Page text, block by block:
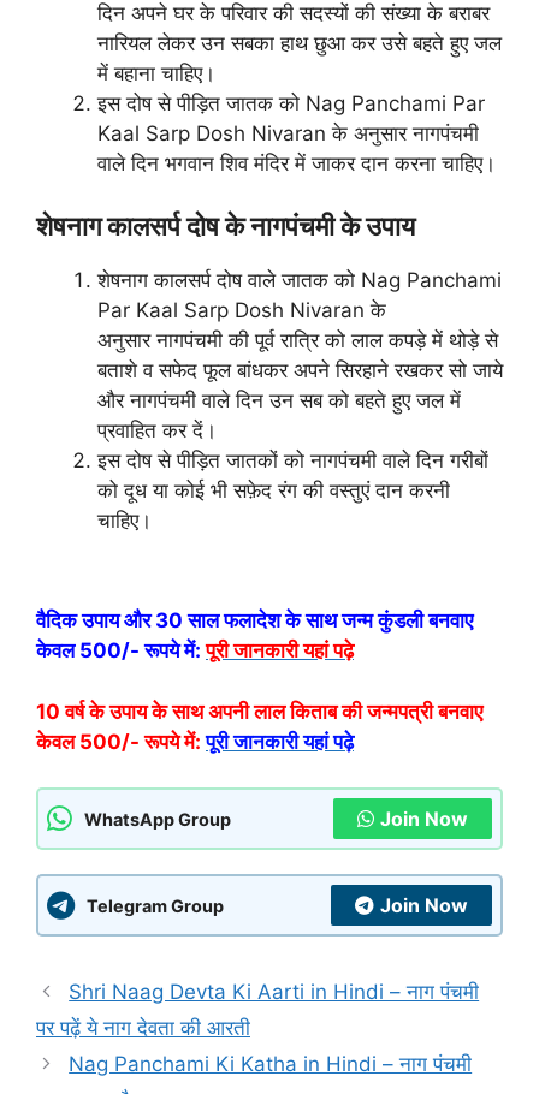
दिन अपने घर के परिवार की सदस्यों की संख्या के बराबर
नारियल लेकर उन सबका हाथ छुआ कर उसे बहते हुए जल
में बहाना चाहिए।
इस दोष से पीड़ित जातक को Nag Panchami Par
Kaal Sarp Dosh Nivaran के अनुसार नागपंचमी
वाले दिन भगवान शिव मंदिर में जाकर दान करना चाहिए।
शेषनाग कालसर्प दोष के नागपंचमी के उपाय
शेषनाग कालसर्प दोष वाले जातक को Nag Panchami
Par Kaal Sarp Dosh Nivaran के
अनुसार नागपंचमी की पूर्व रात्रि को लाल कपड़े में थोड़े से
बताशे व सफेद फूल बांधकर अपने सिरहाने रखकर सो जाये
और नागपंचमी वाले दिन उन सब को बहते हुए जल में
प्रवाहित कर दें।
इस दोष से पीड़ित जातकों को नागपंचमी वाले दिन गरीबों
को दूध या कोई भी सफ़ेद रंग की वस्तुएं दान करनी
चाहिए।
वैदिक उपाय और 30 साल फलादेश के साथ जन्म कुंडली बनवाए
केवल 500/- रूपये में: पूरी जानकारी यहां पढ़े
10 वर्ष के उपाय के साथ अपनी लाल किताब की जन्मपत्री बनवाए
केवल 500/- रूपये में: पूरी जानकारी यहां पढ़े
WhatsApp Group Join Now
Telegram Group Join Now
Shri Naag Devta Ki Aarti in Hindi – नाग पंचमी
पर पढ़ें ये नाग देवता की आरती
Nag Panchami Ki Katha in Hindi – नाग पंचमी